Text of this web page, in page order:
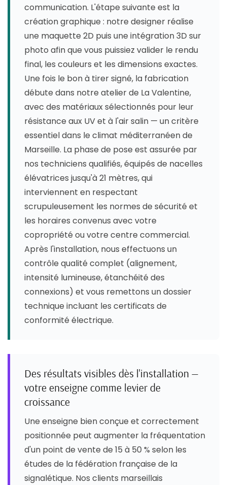
communication. L'étape suivante est la
création graphique : notre designer réalise
une maquette 2D puis une intégration 3D sur
photo afin que vous puissiez valider le rendu
final, les couleurs et les dimensions exactes.
Une fois le bon à tirer signé, la fabrication
débute dans notre atelier de La Valentine,
avec des matériaux sélectionnés pour leur
résistance aux UV et à l'air salin — un critère
essentiel dans le climat méditerranéen de
Marseille. La phase de pose est assurée par
nos techniciens qualifiés, équipés de nacelles
élévatrices jusqu'à 21 mètres, qui
interviennent en respectant
scrupuleusement les normes de sécurité et
les horaires convenus avec votre
copropriété ou votre centre commercial.
Après l'installation, nous effectuons un
contrôle qualité complet (alignement,
intensité lumineuse, étanchéité des
connexions) et vous remettons un dossier
technique incluant les certificats de
conformité électrique.
Des résultats visibles dès l'installation —
votre enseigne comme levier de
croissance
Une enseigne bien conçue et correctement
positionnée peut augmenter la fréquentation
d'un point de vente de 15 à 50 % selon les
études de la fédération française de la
signalétique. Nos clients marseillais